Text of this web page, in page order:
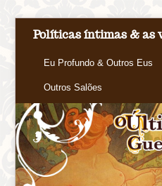
Políticas íntimas & as
Eu Profundo & Outros Eus
Outros Salões